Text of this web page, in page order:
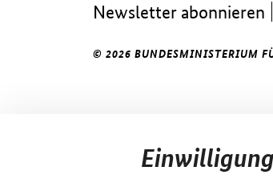
Newsletter abonnieren
© 2026 BUNDESMINISTERIUM
Einwilligung